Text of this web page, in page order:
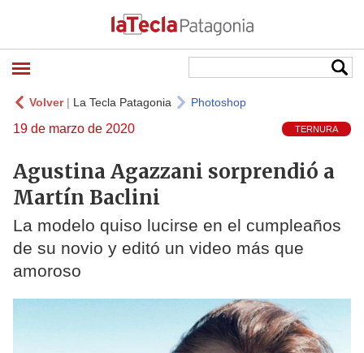
Volver| La Tecla Patagonia Photoshop
19 de marzo de 2020 TERNURA
Agustina Agazzani sorprendió a
Martín Baclini
La modelo quiso lucirse en el cumpleaños
de su novio y editó un video más que
amoroso